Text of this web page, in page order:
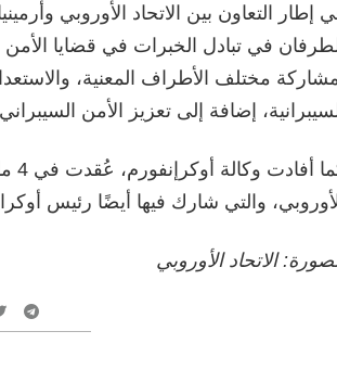
إطار التعاون بين الاتحاد الأوروبي
في تبادل الخبرات في قضايا الأمن
مختلف الأطراف المعنية،
إضافة إلى تعزيز الأمن
والتي شارك فيها أيضًا رئيس
الاتحاد الأوروبي